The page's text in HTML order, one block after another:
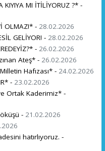
KIYIYA MI İTİLİYORUZ ?* -
OLMAZ!* - 28.02.2026
GELİYOR! - 28.02.2026
- 26.02.2026
Ateş* - 26.02.2026
Hafızası* - 24.02.2026
- 23.02.2026
Ortak Kaderimiz* -
- 21.02.2026
hatırlıyoruz. -